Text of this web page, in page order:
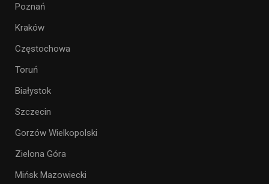
Poznań
Kraków
Częstochowa
Toruń
Białystok
Szczecin
Gorzów Wielkopolski
Zielona Góra
Mińsk Mazowiecki